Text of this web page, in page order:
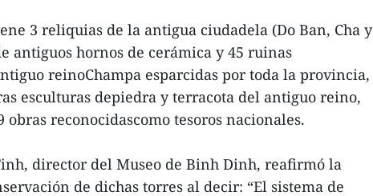
3 reliquias de la antigua ciudadela (Do Ban, Cha y
antiguos hornos de cerámica y 45 ruinas
reinoChampa esparcidas por toda la provincia,
esculturas depiedra y terracota del antiguo reino,
obras reconocidascomo tesoros nacionales.
director del Museo de Binh Dinh, reafirmó la
de dichas torres al decir: “El sistema de